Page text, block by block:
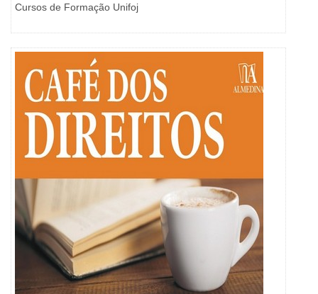
Cursos de Formação Unifoj